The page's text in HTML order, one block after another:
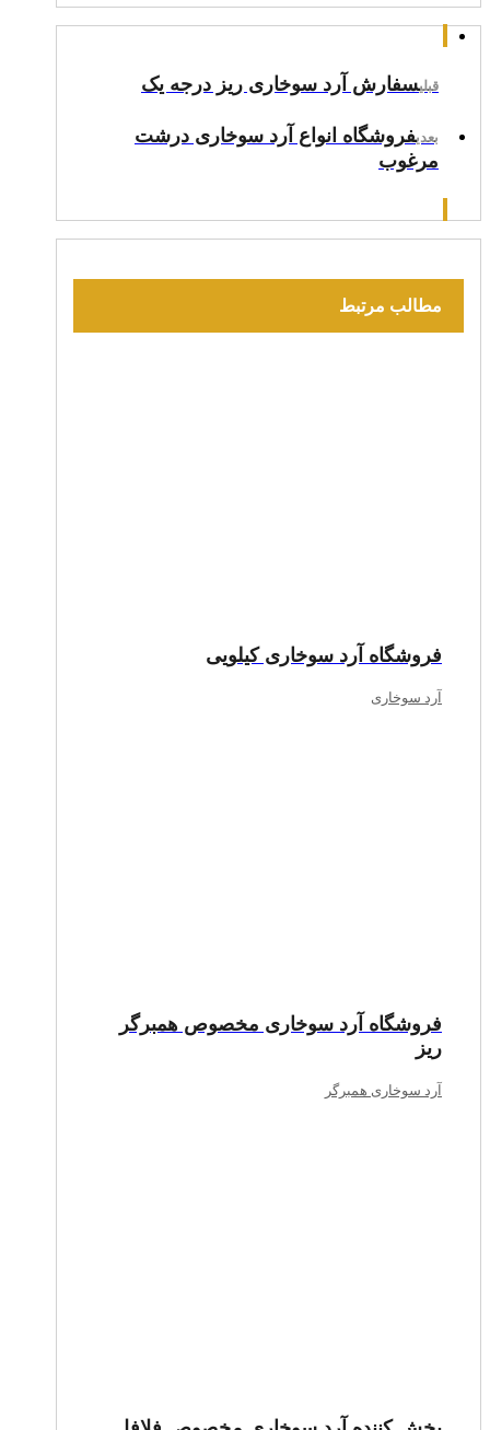
قبلیسفارش آرد سوخاری ریز درجه یک
بعدیفروشگاه انواع آرد سوخاری درشت
مرغوب
مطالب مرتبط
فروشگاه آرد سوخاری کیلویی
آرد سوخاری
فروشگاه آرد سوخاری مخصوص همبرگر
ریز
آرد سوخاری همبرگر